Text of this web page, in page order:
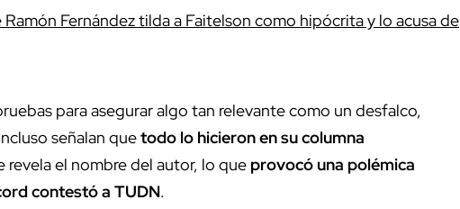
Fernández tilda a Faitelson como hipócrita y lo acusa de
para asegurar algo tan relevante como un desfalco,
señalan quetodo lo hicieron en su columna
revela el nombre del autor, lo que provocó una polémica
contestó a TUDN.